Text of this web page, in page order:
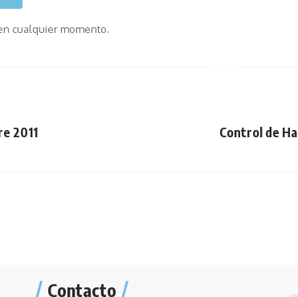
cualquier momento.
2011 Control de
Contacto